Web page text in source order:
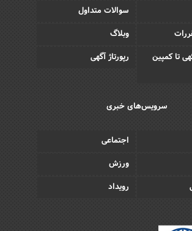
سوالات متداول
وبلاگ
تا کمپین
رپورتاژ آگهی
سرویس‌های خبری
اجتماعی
ورزش
رویداد